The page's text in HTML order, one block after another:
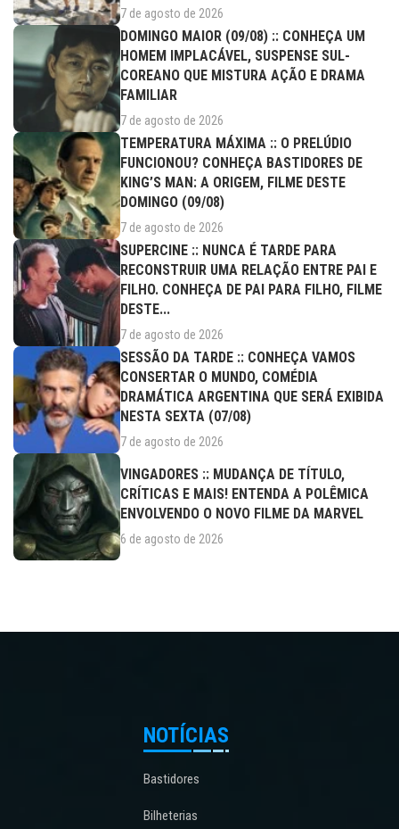
7 de agosto de 2026
DOMINGO MAIOR (09/08) :: CONHEÇA UM
HOMEM IMPLACÁVEL, SUSPENSE SUL-
COREANO QUE MISTURA AÇÃO E DRAMA
FAMILIAR
7 de agosto de 2026
TEMPERATURA MÁXIMA :: O PRELÚDIO
FUNCIONOU? CONHEÇA BASTIDORES DE
KING’S MAN: A ORIGEM, FILME DESTE
DOMINGO (09/08)
7 de agosto de 2026
SUPERCINE :: NUNCA É TARDE PARA
RECONSTRUIR UMA RELAÇÃO ENTRE PAI E
FILHO. CONHEÇA DE PAI PARA FILHO, FILME
DESTE...
7 de agosto de 2026
SESSÃO DA TARDE :: CONHEÇA VAMOS
CONSERTAR O MUNDO, COMÉDIA
DRAMÁTICA ARGENTINA QUE SERÁ EXIBIDA
NESTA SEXTA (07/08)
7 de agosto de 2026
VINGADORES :: MUDANÇA DE TÍTULO,
CRÍTICAS E MAIS! ENTENDA A POLÊMICA
ENVOLVENDO O NOVO FILME DA MARVEL
6 de agosto de 2026
NOTÍCIAS
Bastidores
Bilheterias